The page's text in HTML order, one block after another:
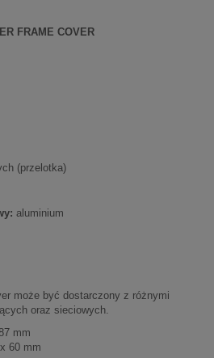
FRAME COVER
(przelotka)
aluminium
może być dostarczony z różnymi
oraz sieciowych.
mm
60 mm